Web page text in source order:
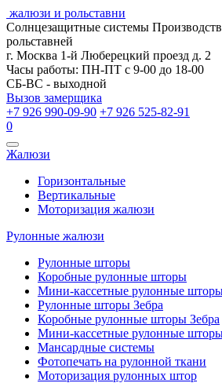
жалюзи и рольставни
Солнцезащитные системы
рольставней
г. Москва 1-й Люберецкий проезд д. 2
Часы работы: ПН-ПТ с 9-00 до 18-00
СБ-ВС - выходной
Вызов замерщика
+7 926 990-09-90 +7 926 525-82-91
0
Открыть
навигацию
Жалюзи
Горизонтальные
Вертикальные
Моторизация жалюзи
Рулонные жалюзи
Рулонные шторы
Коробные рулонные шторы
Мини-кассетные рулонные
Рулонные шторы Зебра
Коробные рулонные шторы Зебра
Мини-кассетные рулонные
Мансардные системы
Фотопечать на рулонной ткани
Моторизация рулонных штор